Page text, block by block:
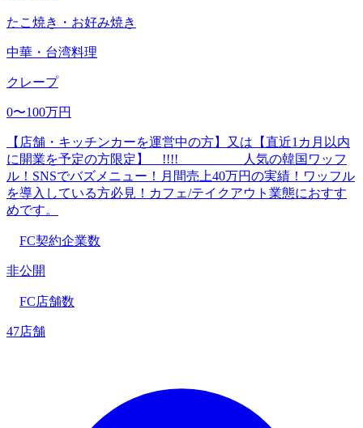
たこ焼き・お好み焼き
中華・台湾料理
クレープ
0〜100万円
【店舗・キッチンカーを運営中の方】又は【直近1カ月以内
に開業を予定の方限定】 !!!! 人気の韓国ワッフ
ル！SNSでバズメニュー！月間売上40万円の実績！ワッフル
を導入している方必見！カフェ/テイクアウト業態におすす
めです。
FC契約企業数
非公開
FC店舗数
47店舗